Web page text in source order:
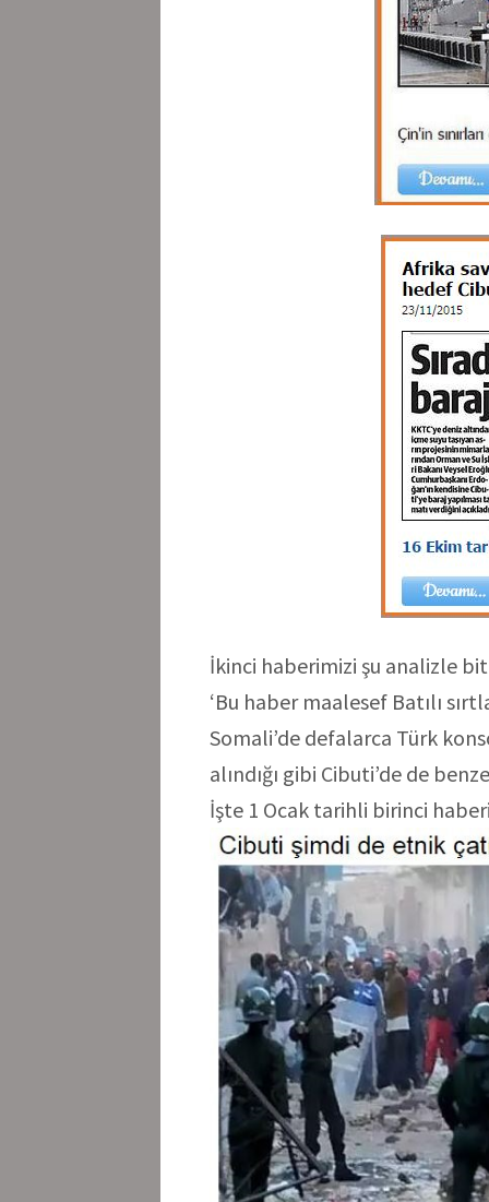
İkinci haberimizi şu analizle
‘Bu haber maalesef Batılı
Somali’de defalarca Türk
alındığı gibi Cibuti’de de
İşte 1 Ocak tarihli birinci